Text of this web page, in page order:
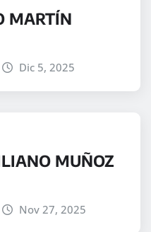
MARTÍN
Dic 5, 2025
MUÑOZ
Nov 27, 2025